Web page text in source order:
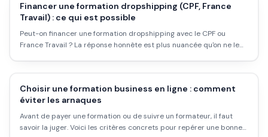
Financer une formation dropshipping (CPF, France
Travail) : ce qui est possible
Peut-on financer une formation dropshipping avec le CPF ou
France Travail ? La réponse honnête est plus nuancée qu'on ne le
Choisir une formation business en ligne : comment
éviter les arnaques
Avant de payer une formation ou de suivre un formateur, il faut
savoir la juger. Voici les critères concrets pour repérer une bonne